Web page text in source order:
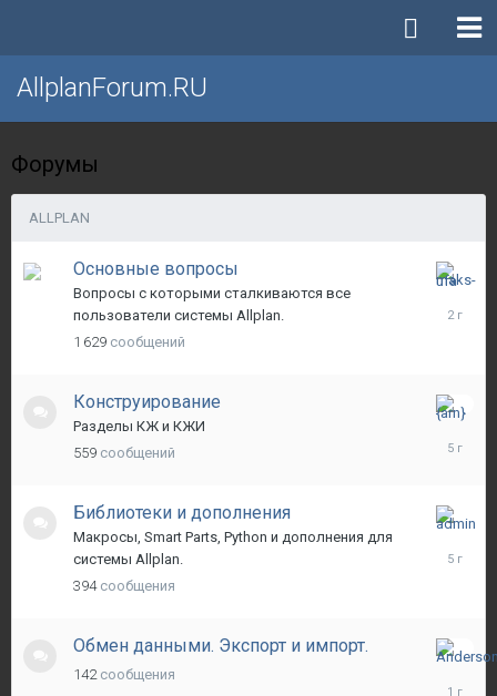
AllplanForum.RU
Форумы
ALLPLAN
Основные вопросы
Вопросы с которыми сталкиваются все
пользователи системы Allplan.
1 629 сообщений
12
октября,
Конструирование
Разделы КЖ и КЖИ
559 сообщений
14
апреля,
Библиотеки и дополнения
Макросы, Smart Parts, Python и дополнения для
системы Allplan.
394 сообщения
3
ноября,
Обмен данными. Экспорт и импорт.
142 сообщения
21
октября,